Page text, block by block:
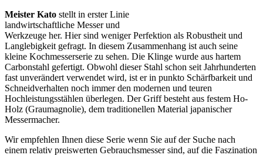
Meister Kato stellt in erster Linie
landwirtschaftliche Messer und
Werkzeuge her. Hier sind weniger Perfektion als Robustheit und
Langlebigkeit gefragt. In diesem Zusammenhang ist auch seine
kleine Kochmesserserie zu sehen. Die Klinge wurde aus hartem
Carbonstahl gefertigt. Obwohl dieser Stahl schon seit Jahrhunderten
fast unverändert verwendet wird, ist er in punkto Schärfbarkeit und
Schneidverhalten noch immer den modernen und teuren
Hochleistungsstählen überlegen. Der Griff besteht aus festem Ho-
Holz (Graumagnolie), dem traditionellen Material japanischer
Messermacher.
Wir empfehlen Ihnen diese Serie wenn Sie auf der Suche nach
einem relativ preiswerten Gebrauchsmesser sind, auf die Faszination